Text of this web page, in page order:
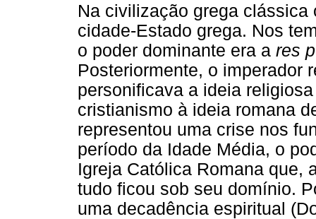
Na civilização grega
cidade-Estado grega. Nos
o poder dominante era a res
Posteriormente, o imperador
personificava a ideia
cristianismo à ideia romana
representou uma crise nos
período da Idade Média, o
Igreja Católica Romana que,
tudo ficou sob seu domínio.
uma decadência espiritual